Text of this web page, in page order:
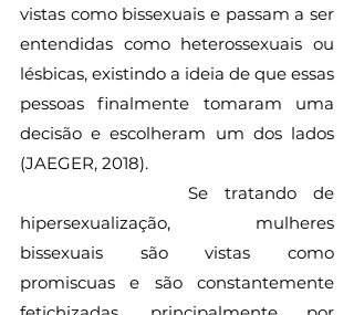
vistas como bissexuais e passam a ser
entendidas como heterossexuais ou
lésbicas, existindo a ideia de que essas
pessoas finalmente tomaram uma
decisão e escolheram um dos lados
(JAEGER, 2018).
hipersexualização, mulheres
bissexuais são vistas como
promiscuas e são constantemente